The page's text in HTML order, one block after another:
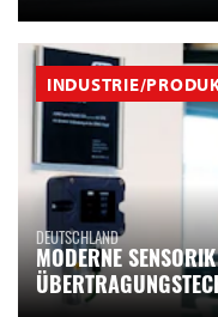
INDUSTRIE/
DEUTSCHLAND
MODERNE